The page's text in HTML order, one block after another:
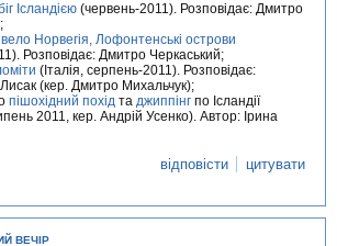
Ісландією (червень-2011). Розповідає: Дмитро
Норвегія, Лофонтенські острови
Розповідає: Дмитро Черкаський;
(Італія, серпень-2011). Розповідає:
(кер. Дмитро Михальчук);
пішохідний похід та джиппінг по Ісландії
2011, кер. Андрій Усенко). Автор: Ірина
відповісти
цитувати
ВЕЧІР